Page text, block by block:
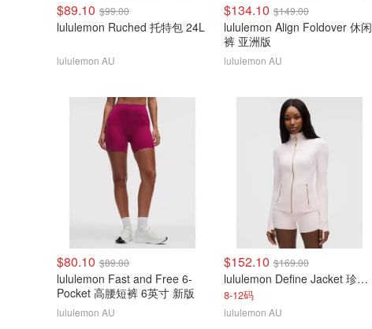
$89.10 $99.00
lululemon Ruched 托特包 24L
lululemon AU
$134.10 $149.00
lululemon Align Foldover 休闲
裤 亚洲版
lululemon AU
$80.10 $89.00
lululemon Fast and Free 6-
Pocket 高腰短裤 6英寸 新版
lululemon AU
$152.10 $169.00
lululemon Define Jacket 珍珠粉金拉链
8-12码
lululemon AU